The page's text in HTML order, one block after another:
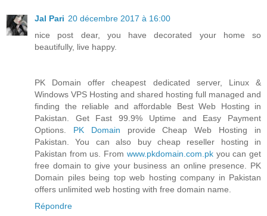
Jal Pari 20 décembre 2017 à 16:00
nice post dear, you have decorated your home so
beautifully, live happy.
PK Domain offer cheapest dedicated server, Linux &
Windows VPS Hosting and shared hosting full managed and
finding the reliable and affordable Best Web Hosting in
Pakistan. Get Fast 99.9% Uptime and Easy Payment
Options. PK Domain provide Cheap Web Hosting in
Pakistan. You can also buy cheap reseller hosting in
Pakistan from us. From www.pkdomain.com.pkyou can get
free domain to give your business an online presence. PK
Domain piles being top web hosting company in Pakistan
offers unlimited web hosting with free domain name.
Répondre